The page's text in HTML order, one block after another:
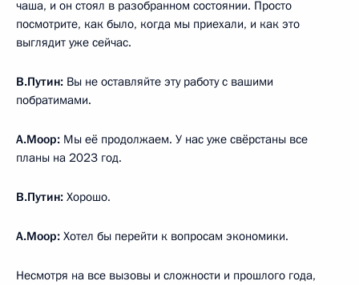
чаша, и он стоял в разобранном состоянии. Просто
посмотрите, как было, когда мы приехали, и как это
выглядит уже сейчас.
В.Путин: Вы не оставляйте эту работу с вашими
побратимами.
А.Моор: Мы её продолжаем. У нас уже свёрстаны все
планы на 2023 год.
В.Путин: Хорошо.
А.Моор: Хотел бы перейти к вопросам экономики.
Несмотря на все вызовы и сложности и прошлого года,